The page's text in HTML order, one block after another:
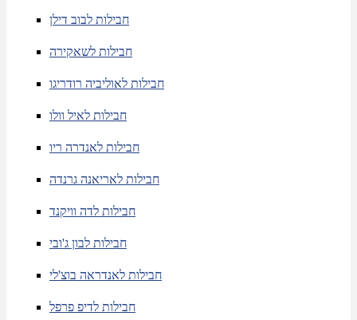
חבילות לבוב דילן
חבילות לשאקירה
חבילות לאוליביה רודריגו
חבילות לאיל וולו
חבילות לאנדרה ריו
חבילות לאריאנה גרנדה
חבילות לדה וויקנד
חבילות לבון ג'ובי
חבילות לאנדראה בוצ'לי
חבילות לדיפ פרפל